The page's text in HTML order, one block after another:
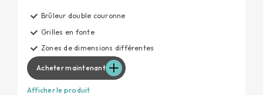
Brûleur double couronne
Grilles en fonte
Zones de dimensions différentes
Acheter maintenant
Afficher le produit